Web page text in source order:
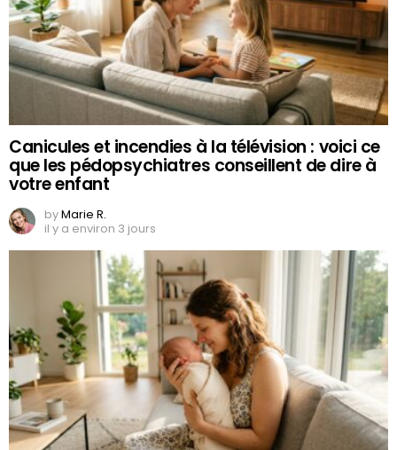
Canicules et incendies à la télévision : voici ce
que les pédopsychiatres conseillent de dire à
votre enfant
byMarie R.
il y a environ 3 jours